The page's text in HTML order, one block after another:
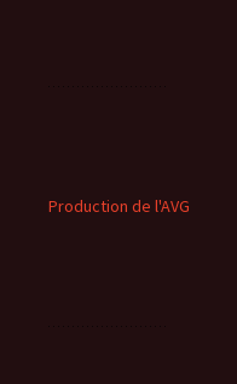
Production de l'AVG